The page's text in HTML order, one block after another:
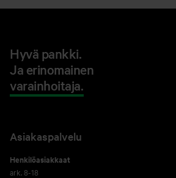
Hyvä pankki.
Ja erinomainen
varainhoitaja.
Asiakaspalvelu
Henkilöasiakkaat
ark. 8-18